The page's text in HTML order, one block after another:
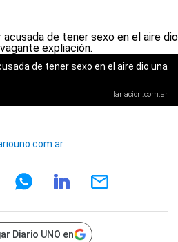
de tener sexo en el aire dio una
lanacion.com.ar
Diario UNO en